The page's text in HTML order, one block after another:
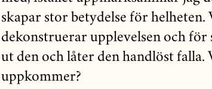
skapar stor betydelse för helheten.
dekonstruerar upplevelsen och för
ut den och låter den handlöst
uppkommer?